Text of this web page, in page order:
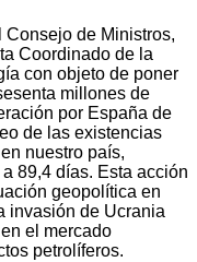
Consejo de Ministros,
Coordinado de la
con objeto de poner
millones de
por España de
de las existencias
nuestro país,
89,4 días. Esta acción
geopolítica en
invasión de Ucrania
el mercado
petrolíferos.